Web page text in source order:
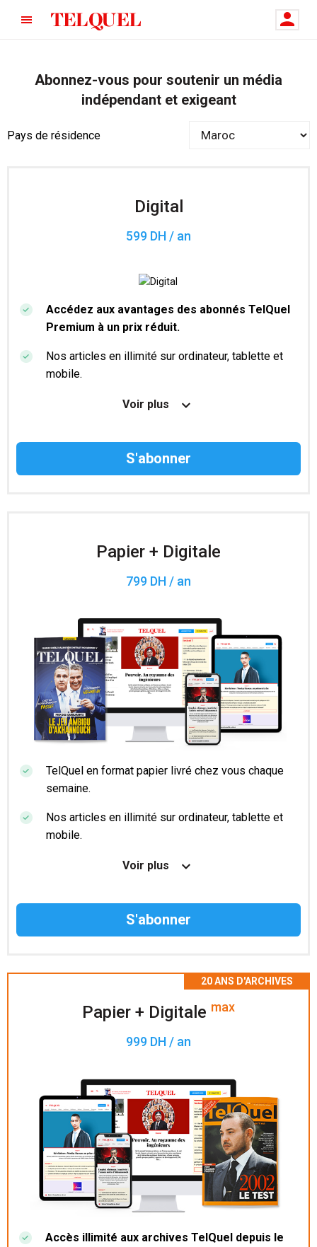
Abonnez-vous pour soutenir un média
indépendant et exigeant
Pays de résidence
Digital
599 DH / an
Accédez aux avantages des abonnés TelQuel
Premium à un prix réduit.
Nos articles en illimité sur ordinateur, tablette et
mobile.
Le magazine TelQuel en numérique avant la sortie
Des informations confidentielles résérvées aux
Voir plus
Papier + Digitale
799 DH / an
TelQuel en format papier livré chez vous chaque
semaine.
Nos articles en illimité sur ordinateur, tablette et
mobile.
Le magazine TelQuel en numérique avant la sortie
Voir plus
Papier + Digitale max
999 DH / an
Accès illimité aux archives TelQuel depuis le